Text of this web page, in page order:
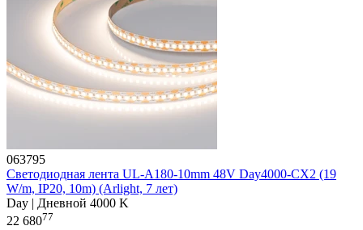
063795
Светодиодная лента UL-A180-10mm 48V Day4000-CX2 (19
W/m, IP20, 10m) (Arlight, 7 лет)
Day | Дневной 4000 K
22 68077